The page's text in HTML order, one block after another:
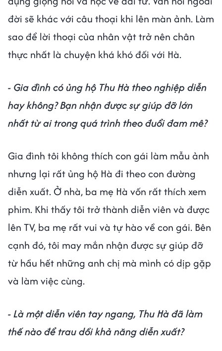
đời sẽ khác với câu thoại khi lên màn ảnh. Làm
sao để lời thoại của nhân vật trở nên chân
thực nhất là chuyện khá khó đối với Hà.
- Gia đình có ủng hộ Thu Hà theo nghiệp diễn
hay không? Bạn nhận được sự giúp đỡ lớn
nhất từ ai trong quá trình theo đuổi đam mê?
Gia đình tôi không thích con gái làm mẫu ảnh
nhưng lại rất ủng hộ Hà đi theo con đường
diễn xuất. Ở nhà, ba mẹ Hà vốn rất thích xem
phim. Khi thấy tôi trở thành diễn viên và được
lên TV, ba mẹ rất vui và tự hào về con gái. Bên
cạnh đó, tôi may mắn nhận được sự giúp đỡ
từ hầu hết những anh chị mà mình có dịp gặp
và làm việc cùng.
- Là một diễn viên tay ngang, Thu Hà đã làm
thế nào để trau dồi khả năng diễn xuất?